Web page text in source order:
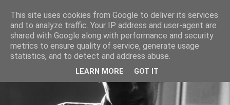
This site uses cookies from Google to deliver its services
and to analyze traffic. Your IP address and user-agent are
shared with Google along with performance and security
metrics to ensure quality of service, generate usage
statistics, and to detect and address abuse.
LEARN MORE GOT IT